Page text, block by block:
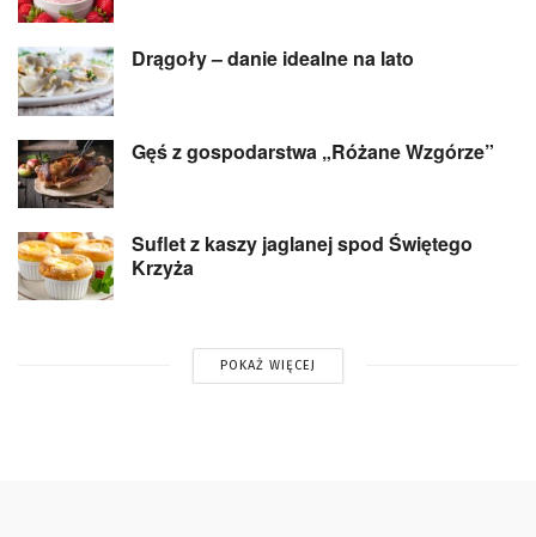
Drągoły – danie idealne na lato
Gęś z gospodarstwa „Różane Wzgórze”
Suflet z kaszy jaglanej spod Świętego
Krzyża
POKAŻ WIĘCEJ